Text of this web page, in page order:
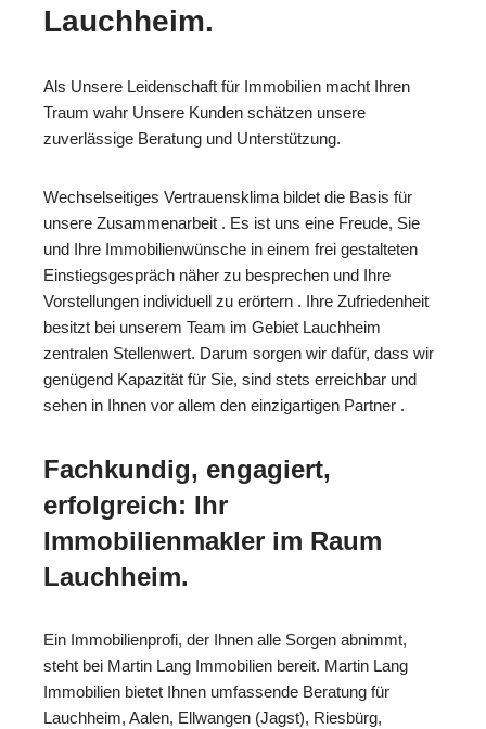
Lauchheim.
Als Unsere Leidenschaft für Immobilien macht Ihren
Traum wahr Unsere Kunden schätzen unsere
zuverlässige Beratung und Unterstützung.
Wechselseitiges Vertrauensklima bildet die Basis für
unsere Zusammenarbeit . Es ist uns eine Freude, Sie
und Ihre Immobilienwünsche in einem frei gestalteten
Einstiegsgespräch näher zu besprechen und Ihre
Vorstellungen individuell zu erörtern . Ihre Zufriedenheit
besitzt bei unserem Team im Gebiet Lauchheim
zentralen Stellenwert. Darum sorgen wir dafür, dass wir
genügend Kapazität für Sie, sind stets erreichbar und
sehen in Ihnen vor allem den einzigartigen Partner .
Fachkundig, engagiert,
erfolgreich: Ihr
Immobilienmakler im Raum
Lauchheim.
Ein Immobilienprofi, der Ihnen alle Sorgen abnimmt,
steht bei Martin Lang Immobilien bereit. Martin Lang
Immobilien bietet Ihnen umfassende Beratung für
Lauchheim, Aalen, Ellwangen (Jagst), Riesbürg,